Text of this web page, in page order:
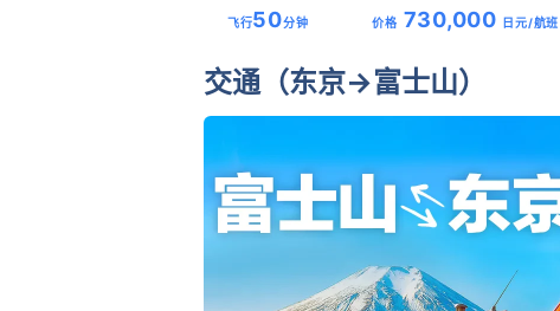
飞行50分钟 价格 730,000 日元/航班
交通（东京→富士山）